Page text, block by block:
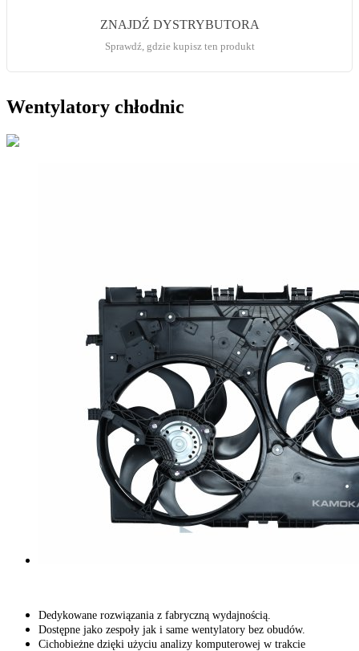
ZNAJDŹ DYSTRYBUTORA
Sprawdź, gdzie kupisz ten produkt
Wentylatory chłodnic
Dedykowane rozwiązania z fabryczną wydajnością.
Dostępne jako zespoły jak i same wentylatory bez obudów.
Cichobieżne dzięki użyciu analizy komputerowej w trakcie